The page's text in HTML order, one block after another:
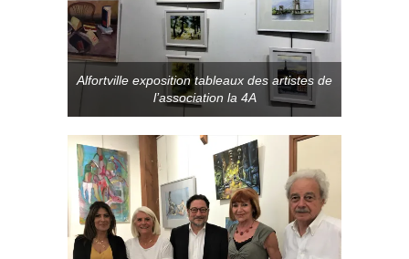
Alfortville exposition tableaux des artistes de
l’association la 4A